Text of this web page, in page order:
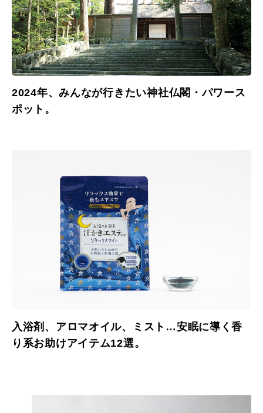
2024年、みんなが行きたい神社仏閣・パワース
ポット。
入浴剤、アロマオイル、ミスト…安眠に導く香
り系お助けアイテム12選。